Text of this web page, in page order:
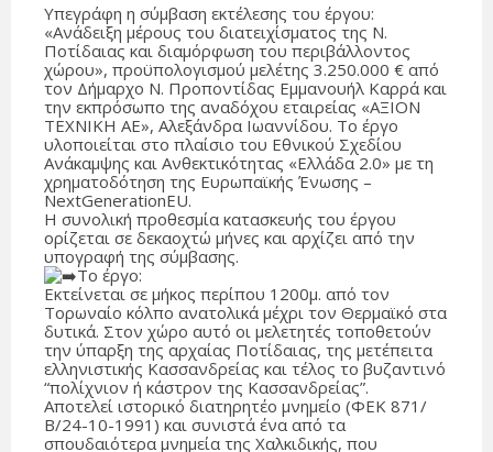
Υπεγράφη η σύμβαση εκτέλεσης του έργου:
«Ανάδειξη μέρους του διατειχίσματος της Ν.
Ποτίδαιας και διαμόρφωση του περιβάλλοντος
χώρου», προϋπολογισμού μελέτης 3.250.000 € από
τον Δήμαρχο Ν. Προποντίδας Εμμανουήλ Καρρά και
την εκπρόσωπο της αναδόχου εταιρείας «ΑΞΙΟΝ
ΤΕΧΝΙΚΗ ΑΕ», Αλεξάνδρα Ιωαννίδου. Το έργο
υλοποιείται στο πλαίσιο του Εθνικού Σχεδίου
Ανάκαμψης και Ανθεκτικότητας «Ελλάδα 2.0» με τη
χρηματοδότηση της Ευρωπαϊκής Ένωσης –
NextGenerationEU.
Η συνολική προθεσμία κατασκευής του έργου
ορίζεται σε δεκαοχτώ μήνες και αρχίζει από την
υπογραφή της σύμβασης.
Το έργο:
Εκτείνεται σε μήκος περίπου 1200μ. από τον
Τορωναίο κόλπο ανατολικά μέχρι τον Θερμαϊκό στα
δυτικά. Στον χώρο αυτό οι μελετητές τοποθετούν
την ύπαρξη της αρχαίας Ποτίδαιας, της μετέπειτα
ελληνιστικής Κασσανδρείας και τέλος το βυζαντινό
“πολίχνιον ή κάστρον της Κασσανδρείας”.
Αποτελεί ιστορικό διατηρητέο μνημείο (ΦΕΚ 871/
Β/24-10-1991) και συνιστά ένα από τα
σπουδαιότερα μνημεία της Χαλκιδικής, που